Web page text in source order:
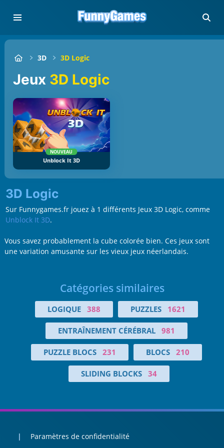
3D 3D Logic
Jeux 3D Logic
NOUVEAU
Unblock It 3D
3D Logic
Sur Funnygames.fr jouez à 1 différents Jeux 3D Logic, comme
Unblock It 3D.
Vous savez probablement la cube colorée bien. Ces jeux sont
une variation amusante sur les vieux jeux néerlandais.
Catégories similaires
LOGIQUE 388 PUZZLES 1621
ENTRAÎNEMENT CÉRÉBRAL 981
PUZZLE BLOCS 231 BLOCS 210
SLIDING BLOCKS 34
Paramètres de confidentialité